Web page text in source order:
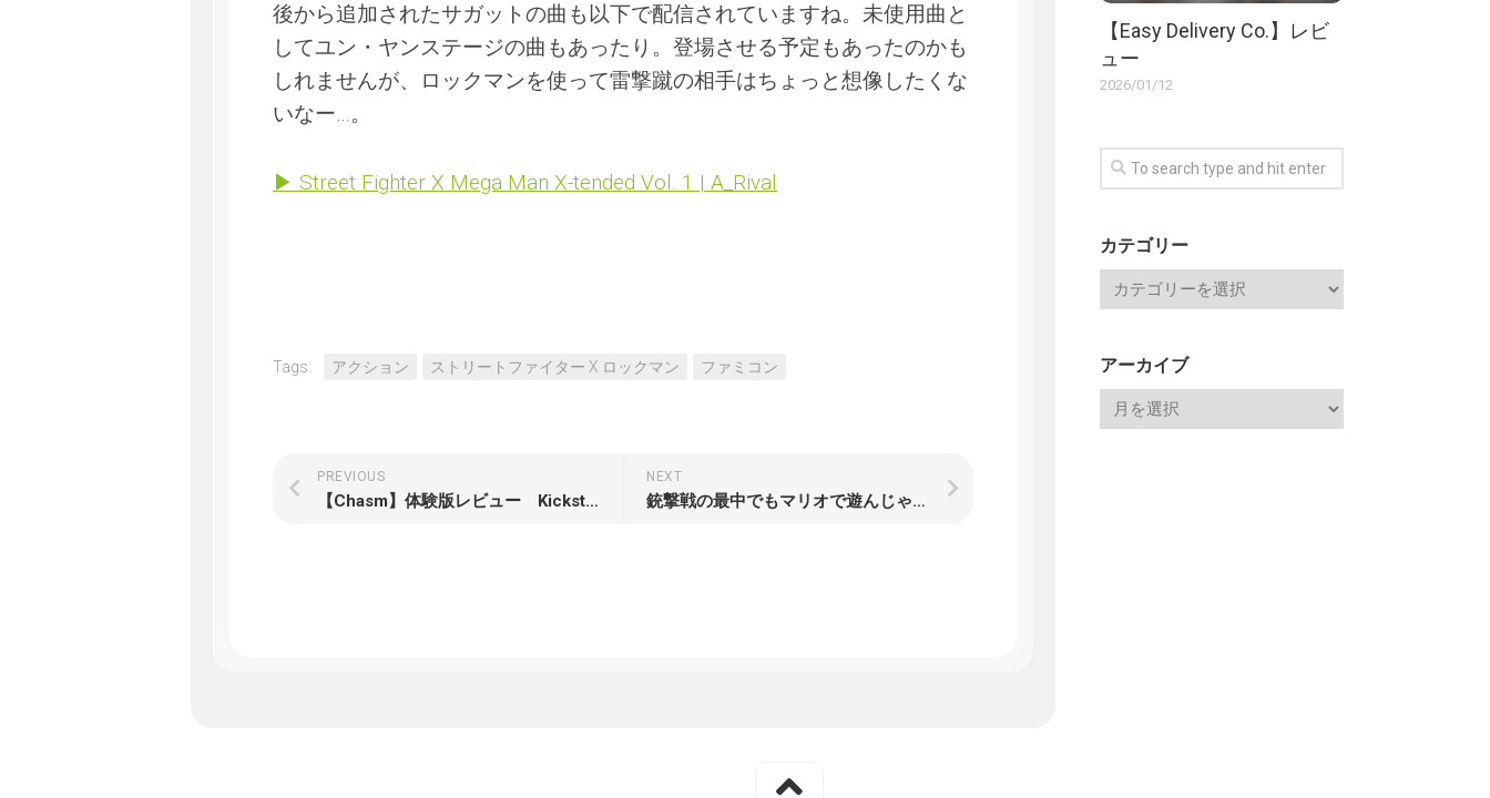
後から追加されたサガットの曲も以下で配信されていますね。未使用曲と
してユン・ヤンステージの曲もあったり。登場させる予定もあったのかも
しれませんが、ロックマンを使って雷撃蹴の相手はちょっと想像したくな
いなー…。
▶ Street Fighter X Mega Man X-tended Vol. 1 | A_Rival
Tags: アクション ストリートファイター X ロックマン ファミコン
NEXT
銃撃戦の最中でもマリオで遊んじゃうMOD（CS:GO）
PREVIOUS
【Chasm】体験版レビュー Kickstarter発のランダム生成ダンジョン探索型2DアクションRPG
【Easy Delivery Co.】レビ
ュー
2026/01/12
カテゴリー
アーカイブ